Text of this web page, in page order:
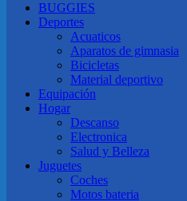
BUGGIES
Deportes
Acuaticos
Aparatos de gimnasia
Bicicletas
Material deportivo
Equipación
Hogar
Descanso
Electronica
Salud y Belleza
Juguetes
Coches
Motos bateria